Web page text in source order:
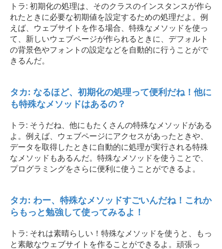
トラ: 初期化の処理は、そのクラスのインスタンスが作ら
れたときに必要な初期値を設定するための処理だよ。例
えば、ウェブサイトを作る場合、特殊なメソッドを使っ
て、新しいウェブページが作られるときに、デフォルト
の背景色やフォントの設定などを自動的に行うことがで
きるんだ。
タカ: なるほど、初期化の処理って便利だね！他に
も特殊なメソッドはあるの？
トラ: そうだね、他にもたくさんの特殊なメソッドがある
よ。例えば、ウェブページにアクセスがあったときや、
データを取得したときに自動的に処理が実行される特殊
なメソッドもあるんだ。特殊なメソッドを使うことで、
プログラミングをさらに便利に使うことができるよ。
タカ: わー、特殊なメソッドすごいんだね！これか
らもっと勉強して使ってみるよ！
トラ: それは素晴らしい！特殊なメソッドを使うと、もっ
と素敵なウェブサイトを作ることができるよ。頑張っ